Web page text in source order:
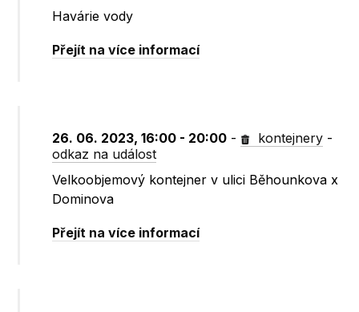
Havárie vody
Přejít na více informací
26. 06. 2023, 16:00 - 20:00 - kontejnery -
odkaz na událost
Velkoobjemový kontejner v ulici Běhounkova x
Dominova
Přejít na více informací